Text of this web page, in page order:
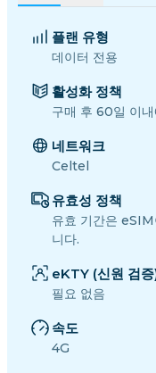
플랜 유형
데이터 전용
활성화 정책
구매 후 60일 이
네트워크
Celtel
유효성 정책
유효 기간은
니다.
eKTY (신원 검증
필요 없음
속도
4G